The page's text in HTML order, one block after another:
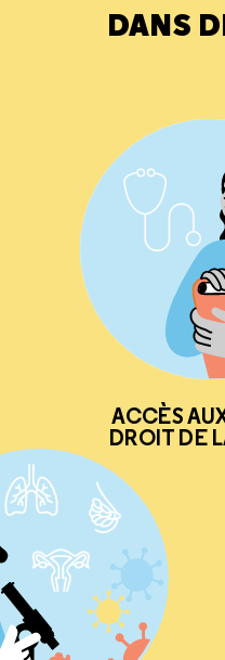
DANS
ACCÈS
DROIT DE